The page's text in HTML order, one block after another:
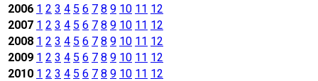
2006 1 2 3 4 5 6 7 8 9 10 11 12
2007 1 2 3 4 5 6 7 8 9 10 11 12
2008 1 2 3 4 5 6 7 8 9 10 11 12
2009 1 2 3 4 5 6 7 8 9 10 11 12
2010 1 2 3 4 5 6 7 8 9 10 11 12